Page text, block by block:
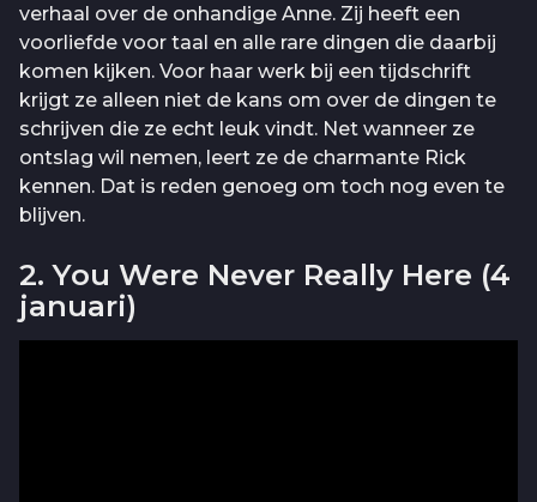
verhaal over de onhandige Anne. Zij heeft een
voorliefde voor taal en alle rare dingen die daarbij
komen kijken. Voor haar werk bij een tijdschrift
krijgt ze alleen niet de kans om over de dingen te
schrijven die ze echt leuk vindt. Net wanneer ze
ontslag wil nemen, leert ze de charmante Rick
kennen. Dat is reden genoeg om toch nog even te
blijven.
2. You Were Never Really Here (4
januari)